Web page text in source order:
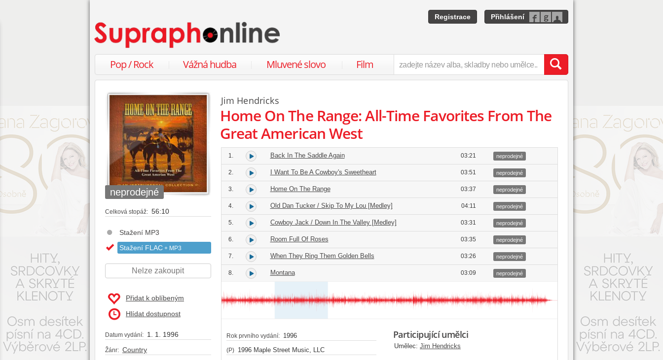
Registrace Přihlášení
Pop / Rock Vážná hudba Mluvené slovo Film
neprodejné
Celková stopáž: 56:10
Stažení MP3
Stažení FLAC + MP3
Nelze zakoupit
Přidat k oblíbeným
Hlídat dostupnost
Datum vydání: 1. 1. 1996
Žánr: Country
Jim Hendricks
Home On The Range: All-Time Favorites From The
Great American West
1. Back In The Saddle Again 03:21 neprodejné
2. I Want To Be A Cowboy's Sweetheart 03:51 neprodejné
3. Home On The Range 03:37 neprodejné
4. Old Dan Tucker / Skip To My Lou [Medley] 04:11 neprodejné
5. Cowboy Jack / Down In The Valley [Medley] 03:31 neprodejné
6. Room Full Of Roses 03:35 neprodejné
7. When They Ring Them Golden Bells 03:26 neprodejné
8. Montana 03:09 neprodejné
Rok prvního vydání: 1996
(P) 1996 Maple Street Music, LLC
Participující umělci
Umělec: Jim Hendricks